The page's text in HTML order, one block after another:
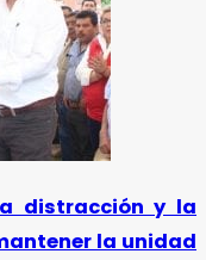
distracción y la
la unidad